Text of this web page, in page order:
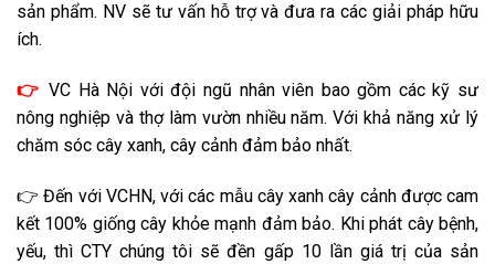
sản phẩm. NV sẽ tư vấn hỗ trợ và đưa ra các giải pháp hữu
ích.
👉VC Hà Nội với đội ngũ nhân viên bao gồm các kỹ sư
nông nghiệp và thợ làm vườn nhiều năm. Với khả năng xử lý
chăm sóc cây xanh, cây cảnh đảm bảo nhất.
👉 Đến với VCHN, với các mẫu cây xanh cây cảnh được cam
kết 100% giống cây khỏe mạnh đảm bảo. Khi phát cây bệnh,
yếu, thì CTY chúng tôi sẽ đền gấp 10 lần giá trị của sản